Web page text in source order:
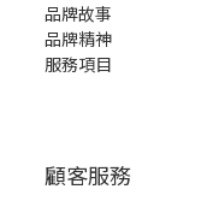
品牌故事
品牌精神
服務項目
顧客服務